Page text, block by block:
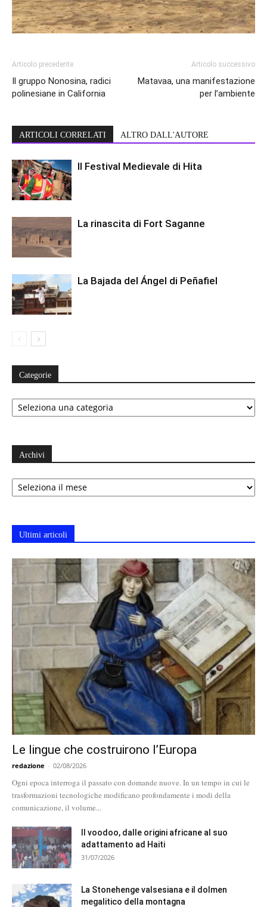
Articolo precedente
Il gruppo Nonosina, radici
polinesiane in California
Articolo successivo
Matavaa, una manifestazione
per l’ambiente
ARTICOLI CORRELATI ALTRO DALL'AUTORE
Il Festival Medievale di Hita
La rinascita di Fort Saganne
La Bajada del Ángel di Peñafiel
Categorie
Categorie
Archivi
Archivi
Ultimi articoli
Le lingue che costruirono l’Europa
redazione - 02/08/2026
Ogni epoca interroga il passato con domande nuove. In un tempo in cui le
trasformazioni tecnologiche modificano profondamente i modi della
comunicazione, il volume...
Il voodoo, dalle origini africane al suo
adattamento ad Haiti
31/07/2026
La Stonehenge valsesiana e il dolmen
megalitico della montagna